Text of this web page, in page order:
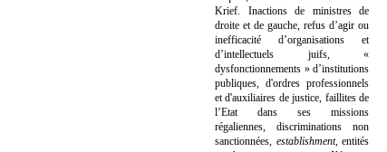
Krief. Inactions de ministres de
droite et de gauche, refus d’agir ou
inefficacité d’organisations et
d’intellectuels juifs, «
dysfonctionnements » d’institutions
publiques, d'ordres professionnels
et d'auxiliaires de justice, faillites de
l’Etat dans ses missions
régaliennes, discriminations non
sanctionnées, establishment, entités